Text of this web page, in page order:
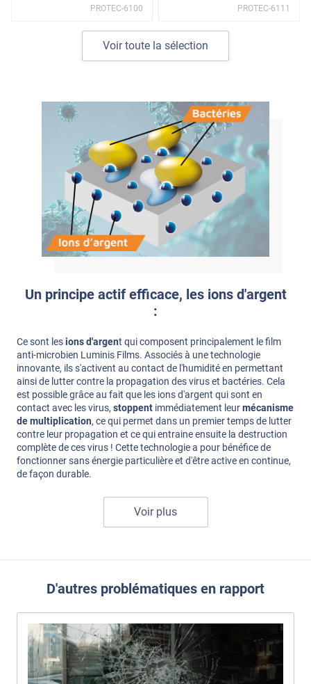
PROTEC-6100 PROTEC-6111
Voir toute la sélection
Un principe actif efficace, les ions d'argent
:
Ce sont lesions d'argent qui composent principalement le film
anti-microbien Luminis Films. Associés à une technologie
innovante, ils s'activent au contact de l'humidité en permettant
ainsi de lutter contre la propagation des virus et bactéries. Cela
est possible grâce au fait que les ions d'argent qui sont en
contact avec les virus, stoppent immédiatement leurmécanisme
de multiplication, ce qui permet dans un premier temps de lutter
contre leur propagation et ce qui entraine ensuite la destruction
complète de ces virus ! Cette technologie a pour bénéfice de
fonctionner sans énergie particulière et d'être active en continue,
de façon durable.
Voir plus
D'autres problématiques en rapport